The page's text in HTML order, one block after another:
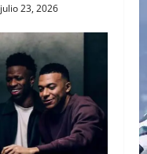
julio 23, 2026